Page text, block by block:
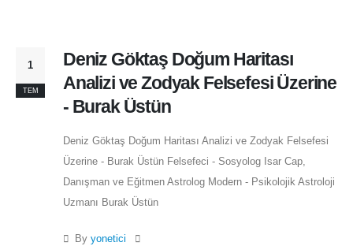
1
TEM
Deniz Göktaş Doğum Haritası
Analizi ve Zodyak Felsefesi Üzerine
- Burak Üstün
Deniz Göktaş Doğum Haritası Analizi ve Zodyak Felsefesi
Üzerine - Burak Üstün Felsefeci - Sosyolog Isar Cap,
Danışman ve Eğitmen Astrolog Modern - Psikolojik Astroloji
Uzmanı Burak Üstün
By yonetici